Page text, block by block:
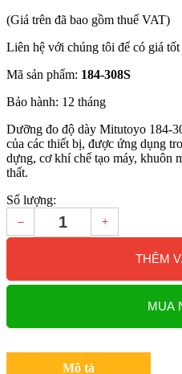
(Giá trên đã bao gồm thuế VAT)
Liên hệ với chúng tôi để có giá tốt
Mã sản phẩm: 184-308S
Bảo hành: 12 tháng
Dưỡng đo độ dày Mitutoyo 184-
của các thiết bị, được ứng dụng
dựng, cơ khí chế tạo máy, khuôn
thất.
Số lượng:
– +
THÊM
MUA
Mô tả